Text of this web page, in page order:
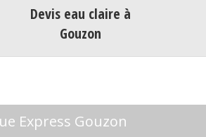
Devis eau claire à
Gouzon
Express Gouzon